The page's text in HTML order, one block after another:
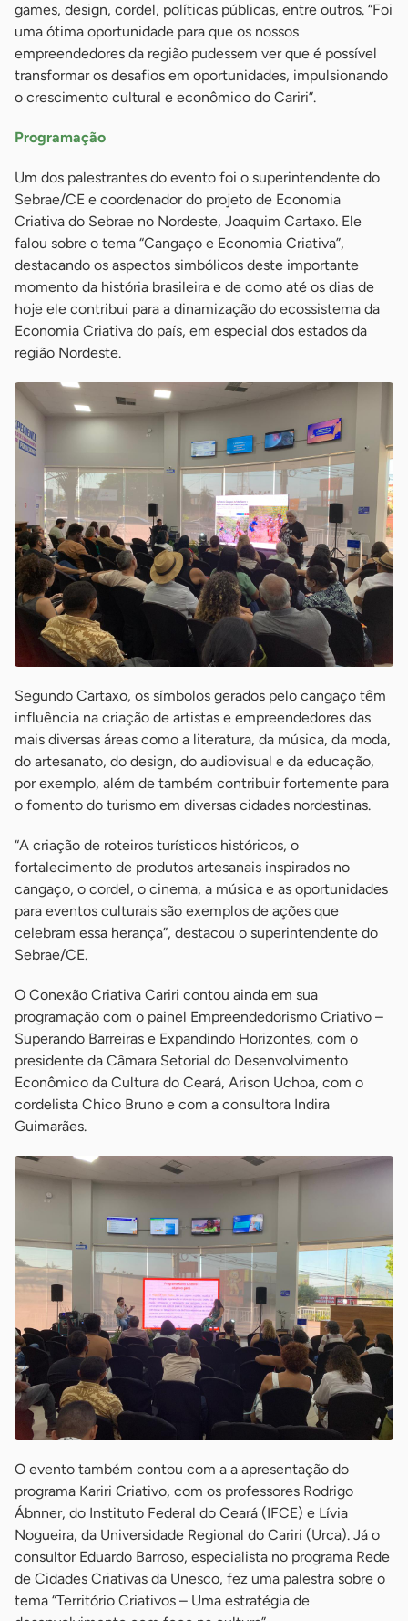
games, design, cordel, políticas públicas, entre outros. “Foi
uma ótima oportunidade para que os nossos
empreendedores da região pudessem ver que é possível
transformar os desafios em oportunidades, impulsionando
o crescimento cultural e econômico do Cariri”.
Programação
Um dos palestrantes do evento foi o superintendente do
Sebrae/CE e coordenador do projeto de Economia
Criativa do Sebrae no Nordeste, Joaquim Cartaxo. Ele
falou sobre o tema “Cangaço e Economia Criativa”,
destacando os aspectos simbólicos deste importante
momento da história brasileira e de como até os dias de
hoje ele contribui para a dinamização do ecossistema da
Economia Criativa do país, em especial dos estados da
região Nordeste.
Segundo Cartaxo, os símbolos gerados pelo cangaço têm
influência na criação de artistas e empreendedores das
mais diversas áreas como a literatura, da música, da moda,
do artesanato, do design, do audiovisual e da educação,
por exemplo, além de também contribuir fortemente para
o fomento do turismo em diversas cidades nordestinas.
“A criação de roteiros turísticos históricos, o
fortalecimento de produtos artesanais inspirados no
cangaço, o cordel, o cinema, a música e as oportunidades
para eventos culturais são exemplos de ações que
celebram essa herança”, destacou o superintendente do
Sebrae/CE.
O Conexão Criativa Cariri contou ainda em sua
programação com o painel Empreendedorismo Criativo –
Superando Barreiras e Expandindo Horizontes, com o
presidente da Câmara Setorial do Desenvolvimento
Econômico da Cultura do Ceará, Arison Uchoa, com o
cordelista Chico Bruno e com a consultora Indira
Guimarães.
O evento também contou com a a apresentação do
programa Kariri Criativo, com os professores Rodrigo
Ábnner, do Instituto Federal do Ceará (IFCE) e Lívia
Nogueira, da Universidade Regional do Cariri (Urca). Já o
consultor Eduardo Barroso, especialista no programa Rede
de Cidades Criativas da Unesco, fez uma palestra sobre o
tema “Território Criativos – Uma estratégia de